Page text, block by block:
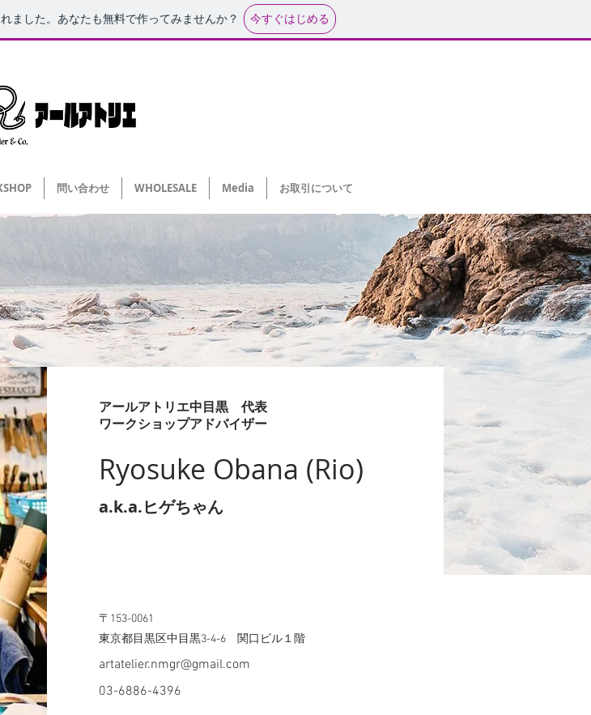
ました。あなたも無料で作ってみませんか？ 今すぐはじめる
問い合わせ WHOLESALE Media お取引について
アールアトリエ中目黒 代表
​ワークショップアドバイザー
Ryosuke Obana (Rio)
a.k.a.ヒゲちゃん
〒153-0061
東京都目黒区中目黒3-4-6 関口ビル１階
artatelier.nmgr@gmail.com
03-6886-4396